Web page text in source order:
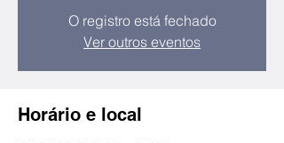
O registro está fechado
Ver outros eventos
Horário e local